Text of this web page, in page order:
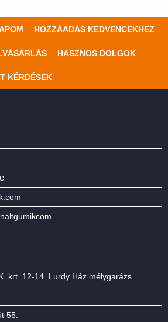
HOZZÁADÁS KEDVENCEKHEZ
HASZNOS DOLGOK
KÉRDÉSEK
krt. 12-14. Lurdy Ház mélygarázs
55.